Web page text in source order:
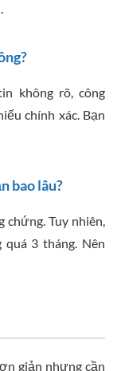
không rõ, công
chính xác. Bạn
bao lâu?
chứng. Tuy nhiên,
3 tháng. Nên
giản nhưng cần